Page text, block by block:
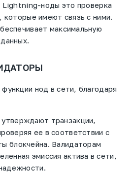
Lightning-ноды это проверка
которые имеют связь с ними.
максимальную
нод в сети, благодаря
транзакции,
ее в соответствии с
блокчейна. Валидаторам
эмиссия актива в сети,